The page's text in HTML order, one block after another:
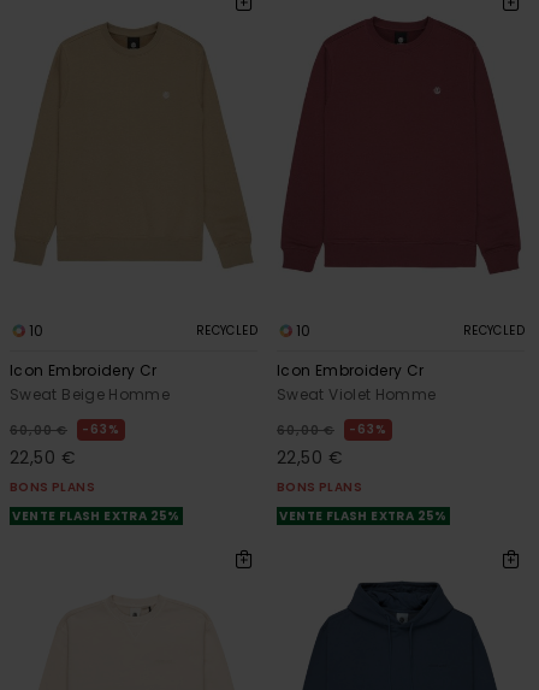
10 RECYCLED
Icon Embroidery Cr
Sweat Beige Homme
60,00 € 63%
22,50 €
BONS PLANS
VENTE FLASH EXTRA 25%
10 RECYCLED
Icon Embroidery Cr
Sweat Violet Homme
60,00 € 63%
22,50 €
BONS PLANS
VENTE FLASH EXTRA 25%